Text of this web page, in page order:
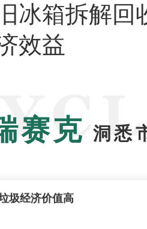
冰箱拆解
效益
赛克 洞悉
圾经济价值高